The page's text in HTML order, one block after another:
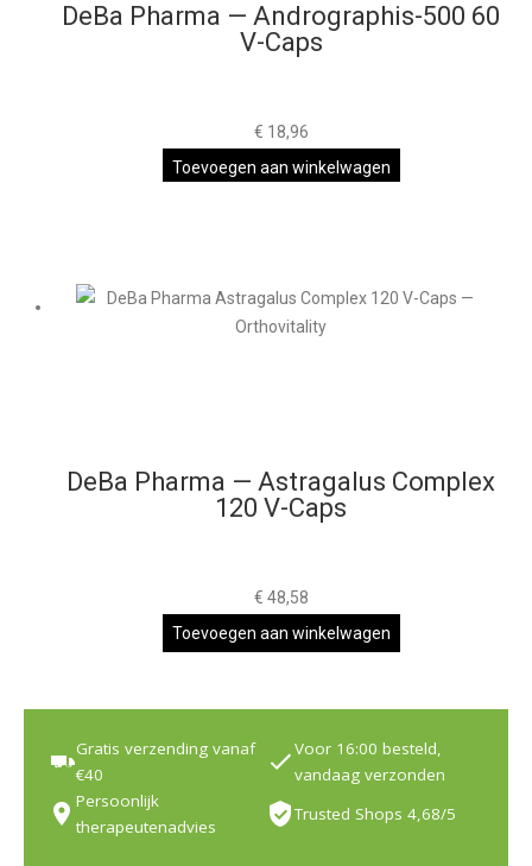
DeBa Pharma — Andrographis-500 60
V-Caps
€ 18,96
Toevoegen aan winkelwagen
DeBa Pharma — Astragalus Complex
120 V-Caps
€ 48,58
Toevoegen aan winkelwagen
Gratis verzending vanaf
€40
Voor 16:00 besteld,
vandaag verzonden
Persoonlijk
therapeutenadvies
Trusted Shops 4,68/5